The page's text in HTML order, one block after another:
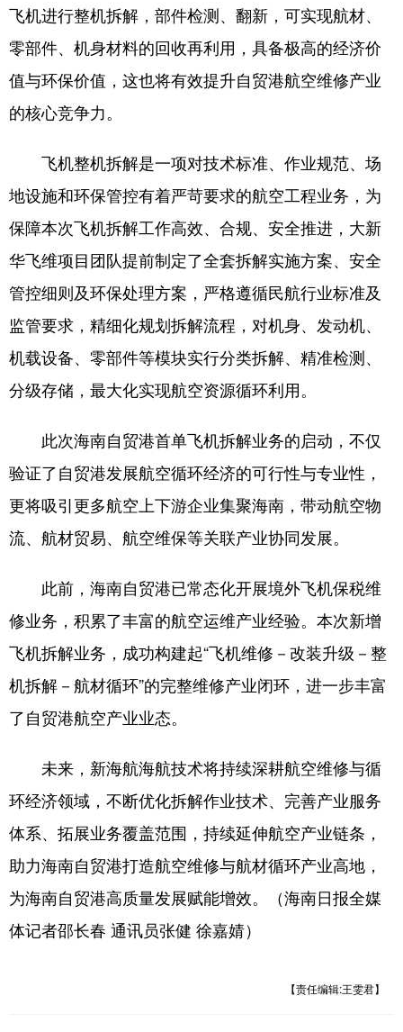
飞机进行整机拆解，部件检测、翻新，可实现航材、
零部件、机身材料的回收再利用，具备极高的经济价
值与环保价值，这也将有效提升自贸港航空维修产业
的核心竞争力。
飞机整机拆解是一项对技术标准、作业规范、场
地设施和环保管控有着严苛要求的航空工程业务，为
保障本次飞机拆解工作高效、合规、安全推进，大新
华飞维项目团队提前制定了全套拆解实施方案、安全
管控细则及环保处理方案，严格遵循民航行业标准及
监管要求，精细化规划拆解流程，对机身、发动机、
机载设备、零部件等模块实行分类拆解、精准检测、
分级存储，最大化实现航空资源循环利用。
此次海南自贸港首单飞机拆解业务的启动，不仅
验证了自贸港发展航空循环经济的可行性与专业性，
更将吸引更多航空上下游企业集聚海南，带动航空物
流、航材贸易、航空维保等关联产业协同发展。
此前，海南自贸港已常态化开展境外飞机保税维
修业务，积累了丰富的航空运维产业经验。本次新增
飞机拆解业务，成功构建起“飞机维修－改装升级－整
机拆解－航材循环”的完整维修产业闭环，进一步丰富
了自贸港航空产业业态。
未来，新海航海航技术将持续深耕航空维修与循
环经济领域，不断优化拆解作业技术、完善产业服务
体系、拓展业务覆盖范围，持续延伸航空产业链条，
助力海南自贸港打造航空维修与航材循环产业高地，
为海南自贸港高质量发展赋能增效。（海南日报全媒
体记者邵长春 通讯员张健 徐嘉婧）
【责任编辑:王雯君】